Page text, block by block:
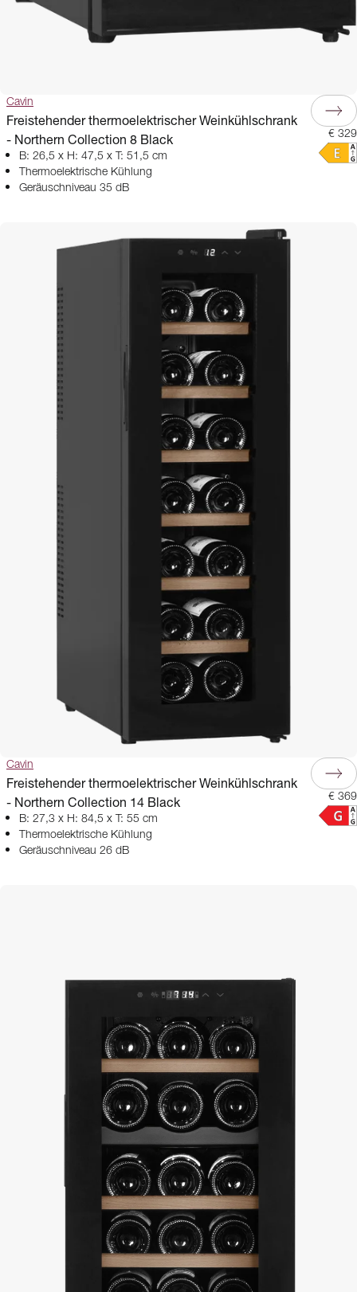
Cavin
Freistehender thermoelektrischer Weinkühlschrank
- Northern Collection 8 Black
B: 26,5 x H: 47,5 x T: 51,5 cm
Thermoelektrische Kühlung
Geräuschniveau 35 dB
€ 329
Cavin
Freistehender thermoelektrischer Weinkühlschrank
- Northern Collection 14 Black
B: 27,3 x H: 84,5 x T: 55 cm
Thermoelektrische Kühlung
Geräuschniveau 26 dB
€ 369